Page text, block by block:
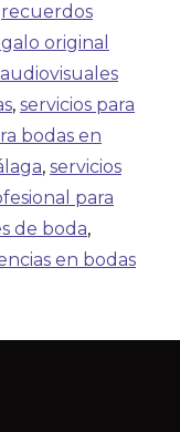
recuerdos
original
, servicios para
bodas en
, servicios
para
de boda,
en bodas